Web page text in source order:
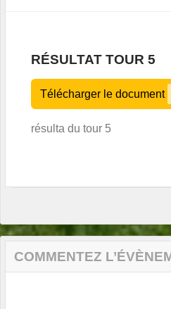
RÉSULTAT TOUR 5
Télécharger le document
résulta du tour 5
COMMENTEZ